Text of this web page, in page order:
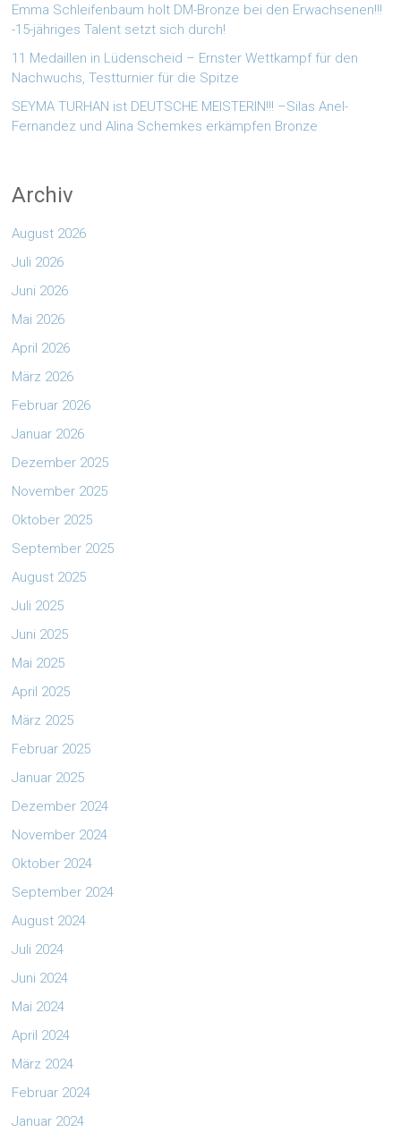
Emma Schleifenbaum holt DM-Bronze bei den Erwachsenen!!!
-15-jähriges Talent setzt sich durch!
11 Medaillen in Lüdenscheid – Ernster Wettkampf für den
Nachwuchs, Testturnier für die Spitze
SEYMA TURHAN ist DEUTSCHE MEISTERIN!!! –Silas Anel-
Fernandez und Alina Schemkes erkämpfen Bronze
Archiv
August 2026
Juli 2026
Juni 2026
Mai 2026
April 2026
März 2026
Februar 2026
Januar 2026
Dezember 2025
November 2025
Oktober 2025
September 2025
August 2025
Juli 2025
Juni 2025
Mai 2025
April 2025
März 2025
Februar 2025
Januar 2025
Dezember 2024
November 2024
Oktober 2024
September 2024
August 2024
Juli 2024
Juni 2024
Mai 2024
April 2024
März 2024
Februar 2024
Januar 2024